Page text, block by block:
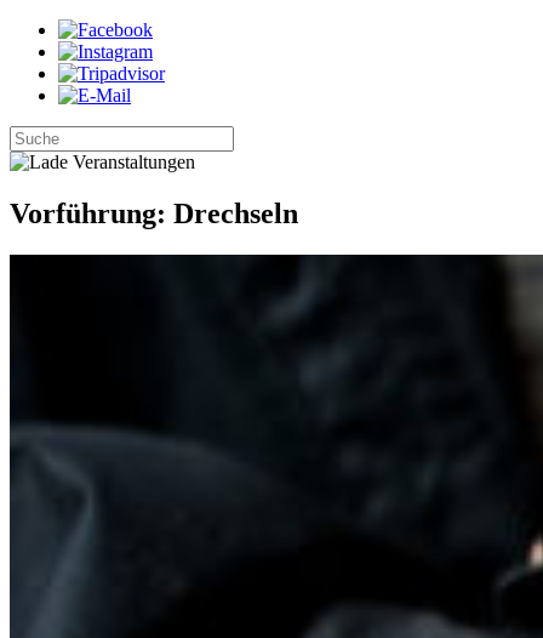
Vorführung: Drechseln